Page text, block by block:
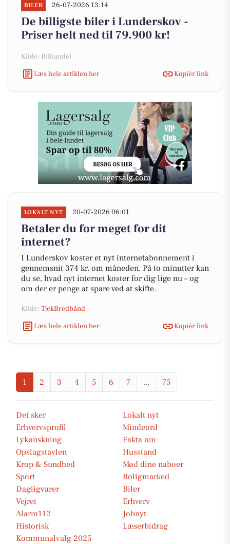
BILER 26-07-2026 13:14
De billigste biler i Lunderskov -
Priser helt ned til 79.900 kr!
Kilde: Bilhandel
Læs hele artiklen her
Kopiér link
LOKALT NYT 20-07-2026 06:01
Betaler du for meget for dit
internet?
I Lunderskov koster et nyt internetabonnement i
gennemsnit 374 kr. om måneden. På to minutter kan
du se, hvad nyt internet koster for dig lige nu – og
om der er penge at spare ved at skifte.
Kilde: TjekBredbånd
Læs hele artiklen her
Kopiér link
1 2 3 4 5 6 7 ... 75
Det sker
Lokalt nyt
Erhvervsprofil
Mindeord
Lykønskning
Fakta om
Opslagstavlen
Husstand
Krop & Sundhed
Mød dine naboer
Sport
Boligmarked
Dagligvarer
Biler
Vejret
Erhverv
Alarm112
Jobnyt
Historisk
Læserbidrag
Kommunalvalg 2025